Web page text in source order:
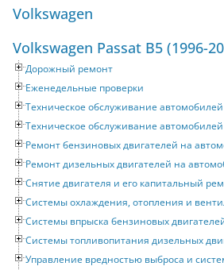
Volkswagen
Дорожный ремонт
Еженедельные проверки
Техническое обслуживание автомобилей с
Техническое обслуживание автомобилей с
Ремонт бензиновых двигателей на
Ремонт дизельных двигателей на
Снятие двигателя и его капитальный
Системы охлаждения, отопления и
Системы впрыска бензиновых
Системы топливопитания дизельных
Управление вредностью выброса и система